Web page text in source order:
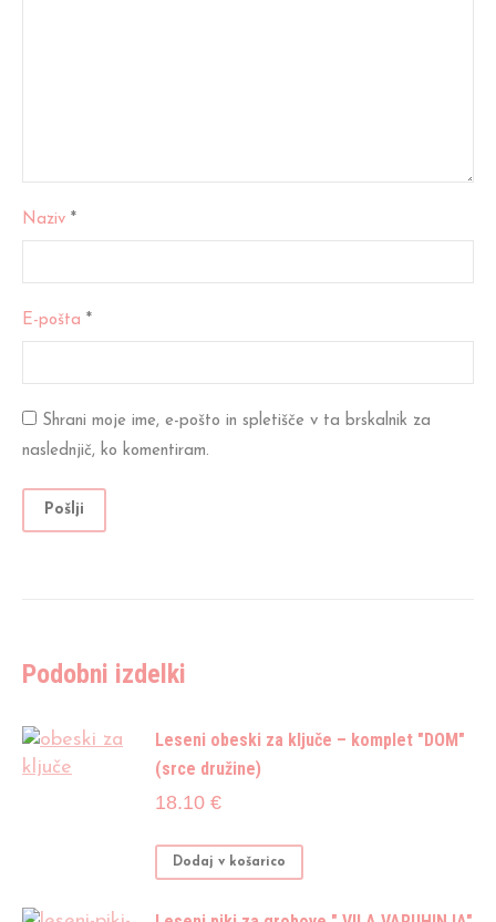
Naziv *
E-pošta *
Shrani moje ime, e-pošto in spletišče v ta brskalnik za
naslednjič, ko komentiram.
Podobni izdelki
Leseni obeski za ključe – komplet "DOM"
(srce družine)
18.10 €
Dodaj v košarico